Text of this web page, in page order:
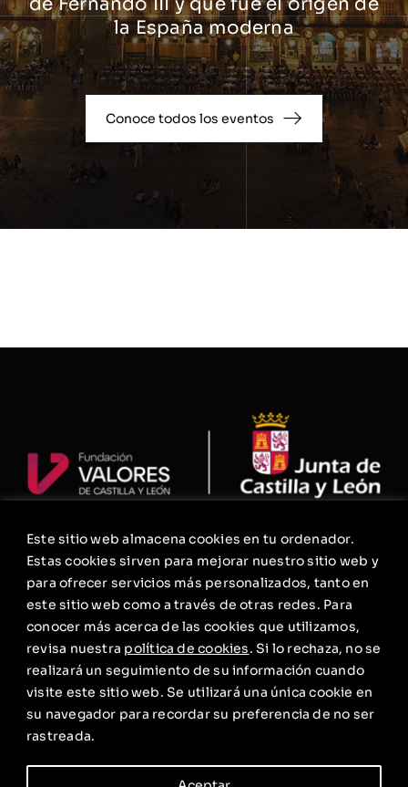
Este sitio web almacena cookies en tu ordenador.
Estas cookies sirven para mejorar nuestro sitio web y
para ofrecer servicios más personalizados, tanto en
este sitio web como a través de otras redes. Para
conocer más acerca de las cookies que utilizamos,
revisa nuestra política de cookies. Si lo rechaza, no se
realizará un seguimiento de su información cuando
visite este sitio web. Se utilizará una única cookie en
su navegador para recordar su preferencia de no ser
rastreada.
la España moderna
Conoce todos los eventos
La Fundación
Agenda
Política de privacidad
Aviso Legal. Condiciones Generales de Uso
Política de cookies